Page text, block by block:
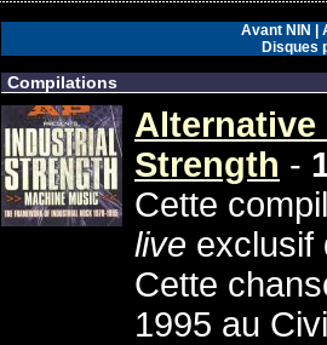
Avant NIN
Disques
Compilations
Alternative
Strength -
Cette
live exclusif
Cette
1995 au